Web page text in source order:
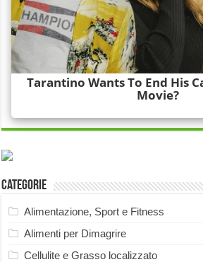
Categorie
Alimentazione, Sport e Fitness
Alimenti per Dimagrire
Cellulite e Grasso localizzato